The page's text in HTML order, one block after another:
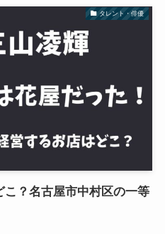
タレント・俳優
？名古屋市中村区の一等